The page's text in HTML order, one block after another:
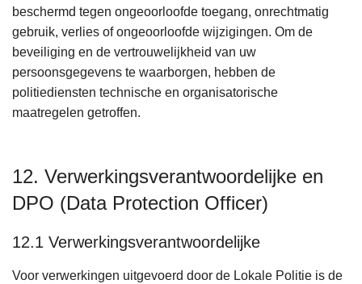
beschermd tegen ongeoorloofde toegang, onrechtmatig
gebruik, verlies of ongeoorloofde wijzigingen. Om de
beveiliging en de vertrouwelijkheid van uw
persoonsgegevens te waarborgen, hebben de
politiediensten technische en organisatorische
maatregelen getroffen.
12. Verwerkingsverantwoordelijke en
DPO (Data Protection Officer)
12.1 Verwerkingsverantwoordelijke
Voor verwerkingen uitgevoerd door de Lokale Politie is de